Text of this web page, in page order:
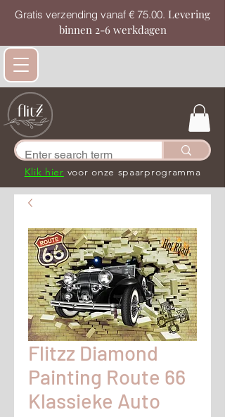
Gratis verzending vanaf € 75.00. Levering
binnen 2-6 werkdagen
Klik hier voor onze spaarprogramma
Flitzz Diamond
Painting Route 66
Klassieke Auto